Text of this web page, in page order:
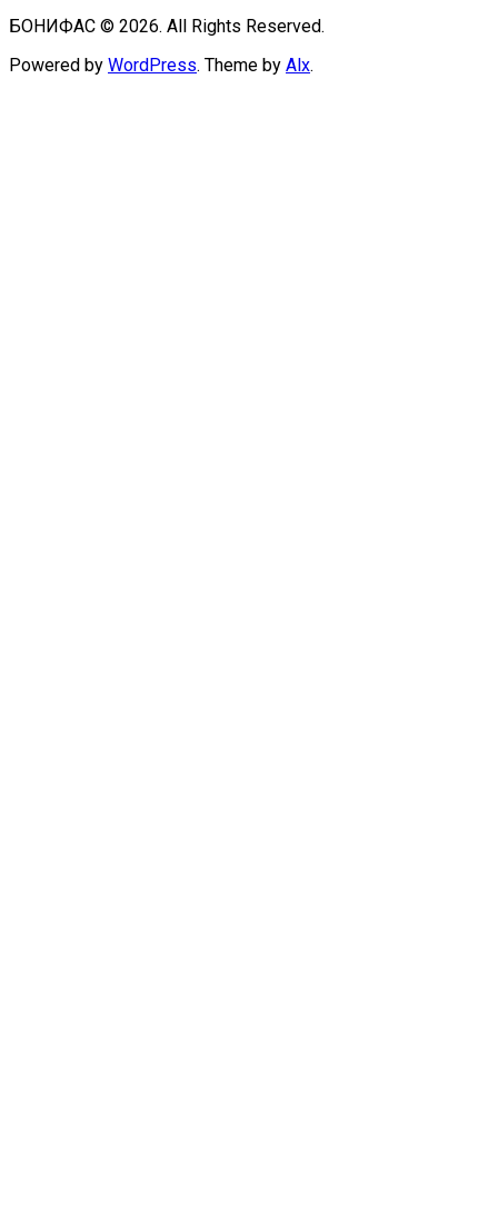
БОНИФАС © 2026. All Rights Reserved.
Powered by WordPress. Theme by Alx.